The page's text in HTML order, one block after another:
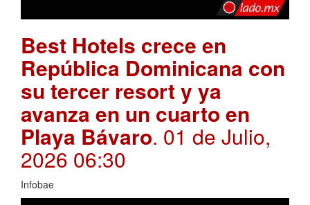
Best Hotels crece en
República Dominicana con
su tercer resort y ya
avanza en un cuarto en
Playa Bávaro. 01 de Julio,
2026 06:30
Infobae